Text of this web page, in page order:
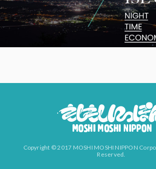
Copyright © 2017 MOSHI MOSHI NIPPON
Reserved.